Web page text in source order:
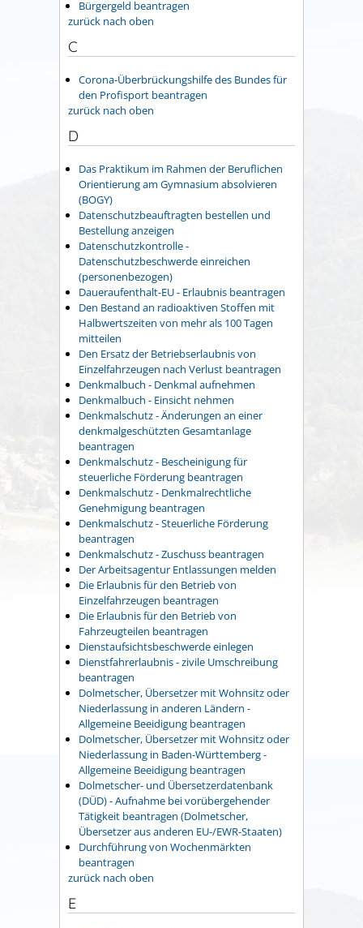
Bürgergeld beantragen
zurück nach oben
C
Corona-Überbrückungshilfe des Bundes für
den Profisport beantragen
zurück nach oben
D
Das Praktikum im Rahmen der Beruflichen
Orientierung am Gymnasium absolvieren
(BOGY)
Datenschutzbeauftragten bestellen und
Bestellung anzeigen
Datenschutzkontrolle -
Datenschutzbeschwerde einreichen
(personenbezogen)
Daueraufenthalt-EU - Erlaubnis beantragen
Den Bestand an radioaktiven Stoffen mit
Halbwertszeiten von mehr als 100 Tagen
mitteilen
Den Ersatz der Betriebserlaubnis von
Einzelfahrzeugen nach Verlust beantragen
Denkmalbuch - Denkmal aufnehmen
Denkmalbuch - Einsicht nehmen
Denkmalschutz - Änderungen an einer
denkmalgeschützten Gesamtanlage
beantragen
Denkmalschutz - Bescheinigung für
steuerliche Förderung beantragen
Denkmalschutz - Denkmalrechtliche
Genehmigung beantragen
Denkmalschutz - Steuerliche Förderung
beantragen
Denkmalschutz - Zuschuss beantragen
Der Arbeitsagentur Entlassungen melden
Die Erlaubnis für den Betrieb von
Einzelfahrzeugen beantragen
Die Erlaubnis für den Betrieb von
Fahrzeugteilen beantragen
Dienstaufsichtsbeschwerde einlegen
Dienstfahrerlaubnis - zivile Umschreibung
beantragen
Dolmetscher, Übersetzer mit Wohnsitz oder
Niederlassung in anderen Ländern -
Allgemeine Beeidigung beantragen
Dolmetscher, Übersetzer mit Wohnsitz oder
Niederlassung in Baden-Württemberg -
Allgemeine Beeidigung beantragen
Dolmetscher- und Übersetzerdatenbank
(DÜD) - Aufnahme bei vorübergehender
Tätigkeit beantragen (Dolmetscher,
Übersetzer aus anderen EU-/EWR-Staaten)
Durchführung von Wochenmärkten
beantragen
zurück nach oben
E